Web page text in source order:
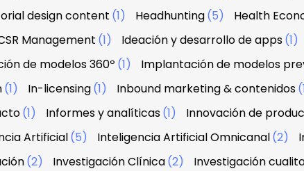
design content (1) Headhunting(5) Health
Management (1) Ideación y desarrollo de apps(1)
de modelos 360º (1) Implantación de modelos
(1) In-licensing(1) Inbound marketing & contenidos
(1) Informes y analíticas(1) Innovación de
Artificial(5) Inteligencia Artificial Omnicanal(2)
(2) Investigación Clínica(2) Investigación